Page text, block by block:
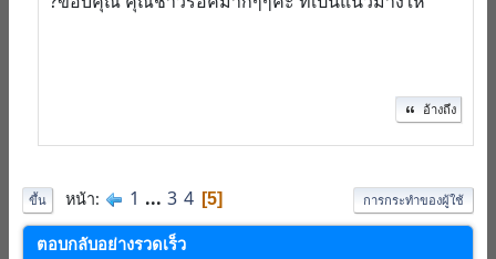
อ้างถึง
ขึ้น หน้า 1 ... 3 4 5 การกระทำของผู้ใช้
ตอบกลับอย่างรวดเร็ว